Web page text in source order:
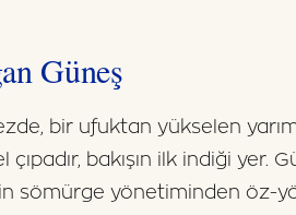
Güneş
bir ufuktan yükselen
çıpadır, bakışın ilk indiği yer.
sömürge yönetiminden öz-